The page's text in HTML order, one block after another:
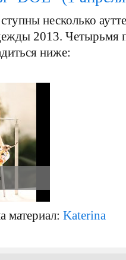
несколько
2013. Четырьмя
ниже:
материал: Katerina